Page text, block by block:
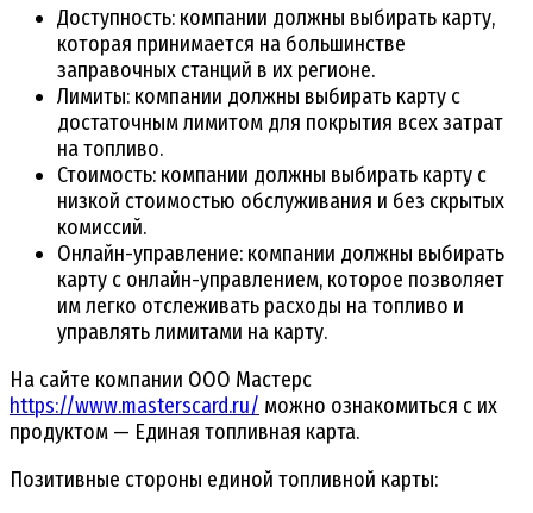
Доступность: компании должны выбирать карту,
которая принимается на большинстве
заправочных станций в их регионе.
Лимиты: компании должны выбирать карту с
достаточным лимитом для покрытия всех затрат
на топливо.
Стоимость: компании должны выбирать карту с
низкой стоимостью обслуживания и без скрытых
комиссий.
Онлайн-управление: компании должны выбирать
карту с онлайн-управлением, которое позволяет
им легко отслеживать расходы на топливо и
управлять лимитами на карту.
На сайте компании ООО Мастерс
https://www.masterscard.ru/ можно ознакомиться с их
продуктом — Единая топливная карта.
Позитивные стороны единой топливной карты: